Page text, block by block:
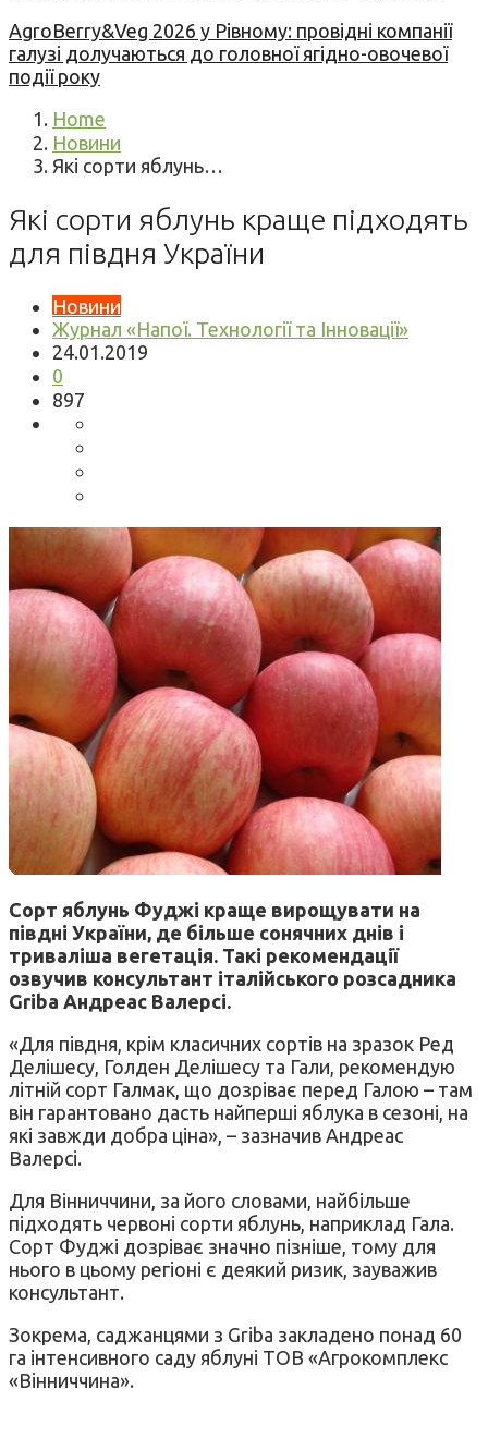
AgroBerry&Veg 2026 у Рівному: провідні компанії
галузі долучаються до головної ягідно-овочевої
події року
Home
Новини
Які сорти яблунь…
Які сорти яблунь краще підходять
для півдня України
Новини
Журнал «Напої. Технології та Інновації»
24.01.2019
0
897
Сорт яблунь Фуджі краще вирощувати на
півдні України, де більше сонячних днів і
триваліша вегетація. Такі рекомендації
озвучив консультант італійського розсадника
Griba Андреас Валерсі.
«Для півдня, крім класичних сортів на зразок Ред
Делішесу, Голден Делішесу та Гали, рекомендую
літній сорт Галмак, що дозріває перед Галою – там
він гарантовано дасть найперші яблука в сезоні, на
які завжди добра ціна», – зазначив Андреас
Валерсі.
Для Вінниччини, за його словами, найбільше
підходять червоні сорти яблунь, наприклад Гала.
Сорт Фуджі дозріває значно пізніше, тому для
нього в цьому регіоні є деякий ризик, зауважив
консультант.
Зокрема, саджанцями з Griba закладено понад 60
га інтенсивного саду яблуні ТОВ «Агрокомплекс
«Вінниччина».